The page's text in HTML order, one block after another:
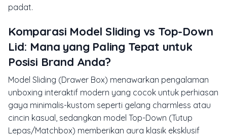
padat.
Komparasi Model Sliding vs Top-Down
Lid: Mana yang Paling Tepat untuk
Posisi Brand Anda?
Model Sliding (Drawer Box) menawarkan pengalaman
unboxing interaktif modern yang cocok untuk perhiasan
gaya minimalis-kustom seperti gelang charmless atau
cincin kasual, sedangkan model Top-Down (Tutup
Lepas/Matchbox) memberikan aura klasik eksklusif